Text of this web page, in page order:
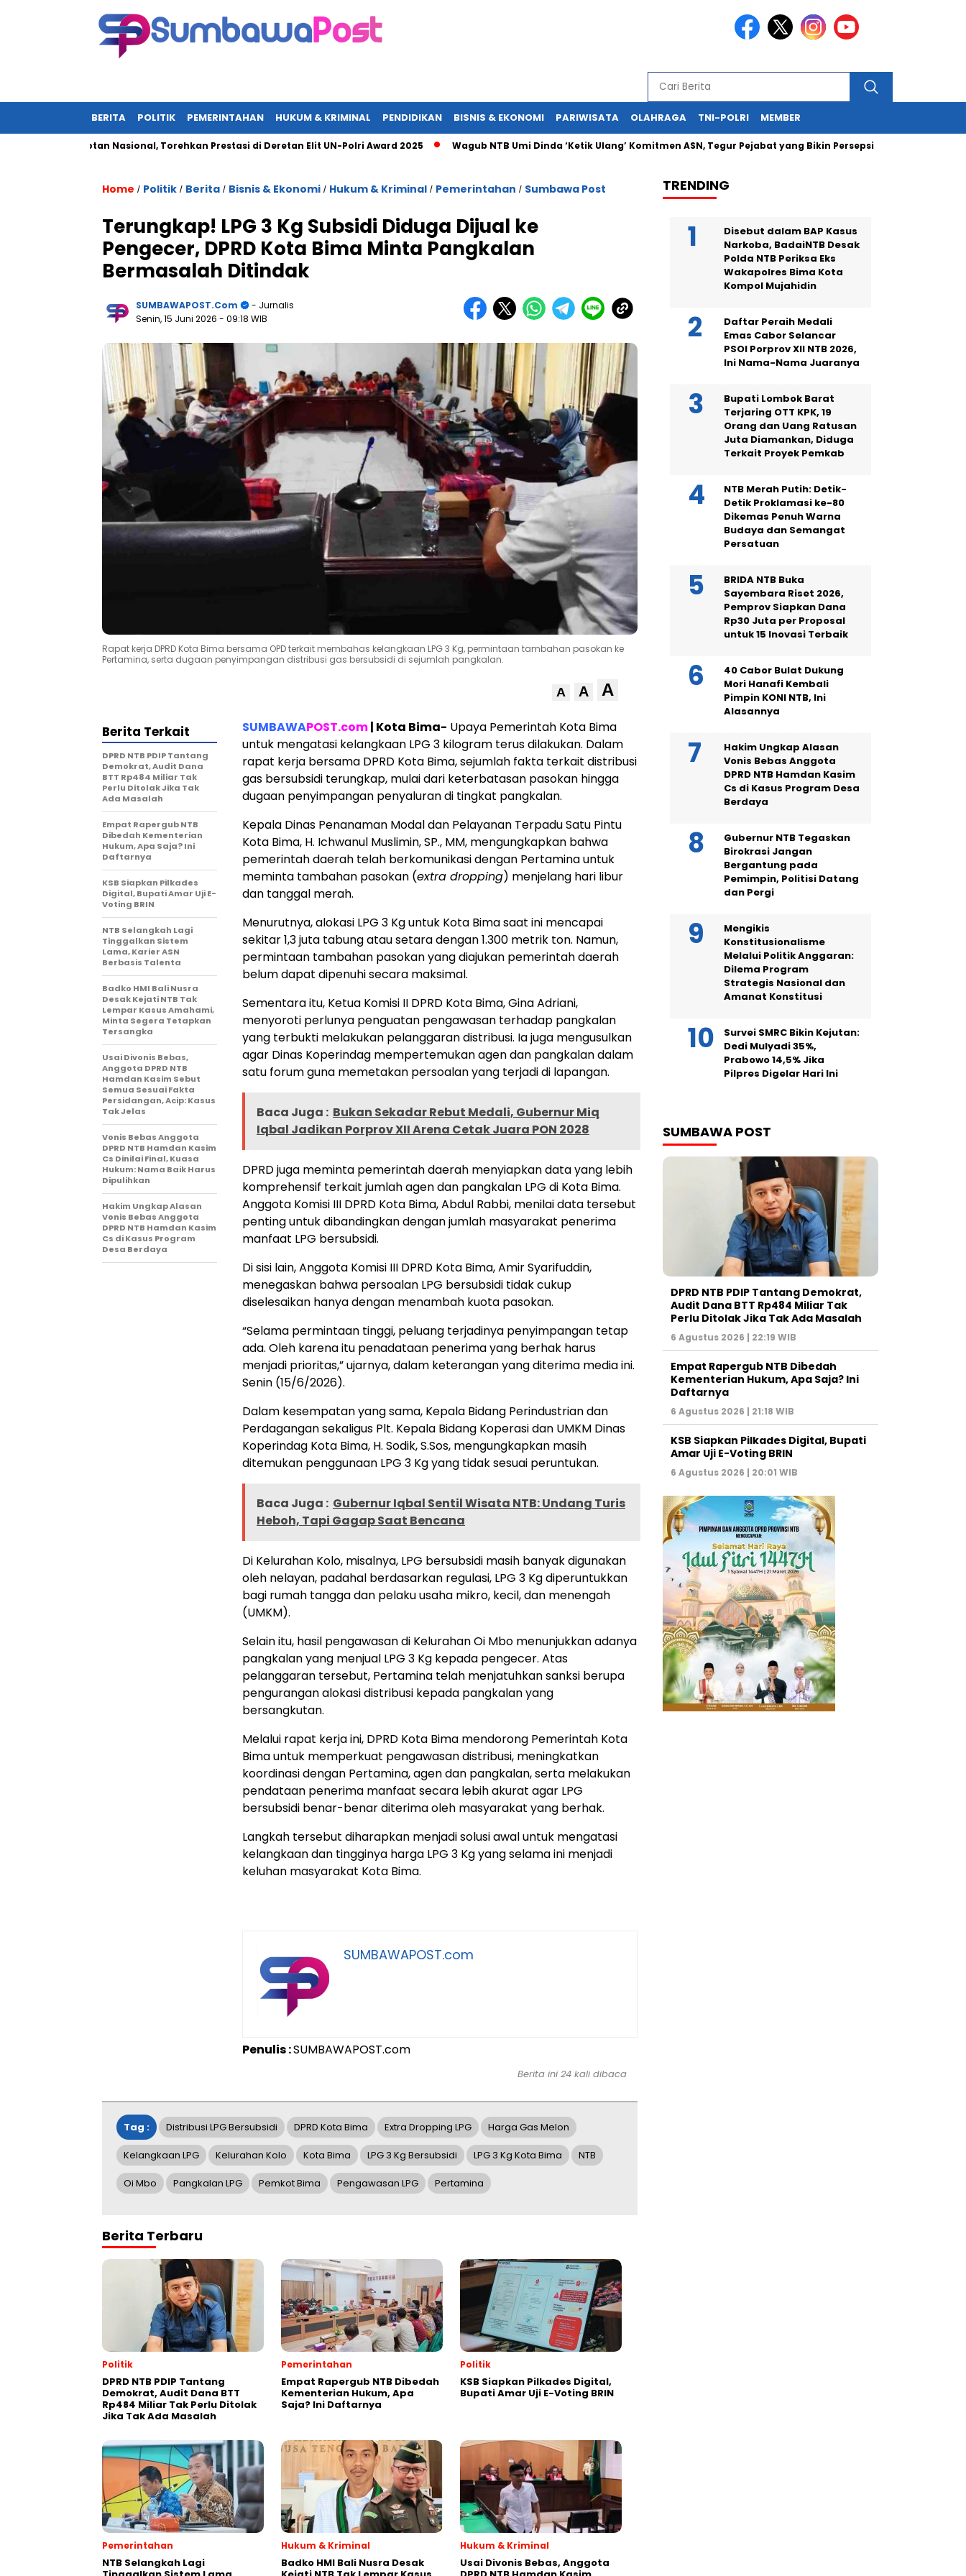
BERITA POLITIK PEMERINTAHAN HUKUM & KRIMINAL PENDIDIKAN BISNIS & EKONOMI PARIWISATA OLAHRAGA TNI-POLRI MEMBER
Jadi Sorotan Nasional, Torehkan Prestasi di Deretan Elit UN-Polri Award 2025 Wagub NTB Umi Dinda ‘Ketik Ulang’ Komitmen ASN, Tegur Pejabat yang Bikin Persepsi Negatif
Home / Politik / Berita / Bisnis & Ekonomi / Hukum & Kriminal / Pemerintahan / Sumbawa Post
Terungkap! LPG 3 Kg Subsidi Diduga Dijual ke
Pengecer, DPRD Kota Bima Minta Pangkalan
Bermasalah Ditindak
SUMBAWAPOST.com
- Jurnalis
Senin, 15 Juni 2026 - 09:18 WIB
Rapat kerja DPRD Kota Bima bersama OPD terkait membahas kelangkaan LPG 3 Kg, permintaan tambahan pasokan ke
Pertamina, serta dugaan penyimpangan distribusi gas bersubsidi di sejumlah pangkalan.
A A A
SUMBAWAPOST.com| Kota Bima- Upaya Pemerintah Kota Bima
untuk mengatasi kelangkaan LPG 3 kilogram terus dilakukan. Dalam
rapat kerja bersama DPRD Kota Bima, sejumlah fakta terkait distribusi
gas bersubsidi terungkap, mulai dari keterbatasan pasokan hingga
dugaan penyimpangan penyaluran di tingkat pangkalan.
Kepala Dinas Penanaman Modal dan Pelayanan Terpadu Satu Pintu
Kota Bima, H. Ichwanul Muslimin, SP., MM, mengungkapkan bahwa
pemerintah daerah telah berkomunikasi dengan Pertamina untuk
meminta tambahan pasokan (extra dropping) menjelang hari libur
dan tanggal merah.
Menurutnya, alokasi LPG 3 Kg untuk Kota Bima saat ini mencapai
sekitar 1,3 juta tabung atau setara dengan 1.300 metrik ton. Namun,
permintaan tambahan pasokan yang diajukan pemerintah daerah
belum dapat dipenuhi secara maksimal.
Sementara itu, Ketua Komisi II DPRD Kota Bima, Gina Adriani,
menyoroti perlunya penguatan pengawasan terhadap pangkalan
yang terbukti melakukan pelanggaran distribusi. Ia juga mengusulkan
agar Dinas Koperindag mempertemukan agen dan pangkalan dalam
satu forum guna memetakan persoalan yang terjadi di lapangan.
Baca Juga : Bukan Sekadar Rebut Medali, Gubernur Miq
Iqbal Jadikan Porprov XII Arena Cetak Juara PON 2028
DPRD juga meminta pemerintah daerah menyiapkan data yang lebih
komprehensif terkait jumlah agen dan pangkalan LPG di Kota Bima.
Anggota Komisi III DPRD Kota Bima, Abdul Rabbi, menilai data tersebut
penting untuk dibandingkan dengan jumlah masyarakat penerima
manfaat LPG bersubsidi.
Di sisi lain, Anggota Komisi III DPRD Kota Bima, Amir Syarifuddin,
menegaskan bahwa persoalan LPG bersubsidi tidak cukup
diselesaikan hanya dengan menambah kuota pasokan.
“Selama permintaan tinggi, peluang terjadinya penyimpangan tetap
ada. Oleh karena itu penadataan penerima yang berhak harus
menjadi prioritas,” ujarnya, dalam keterangan yang diterima media ini.
Senin (15/6/2026).
Dalam kesempatan yang sama, Kepala Bidang Perindustrian dan
Perdagangan sekaligus Plt. Kepala Bidang Koperasi dan UMKM Dinas
Koperindag Kota Bima, H. Sodik, S.Sos, mengungkapkan masih
ditemukan penggunaan LPG 3 Kg yang tidak sesuai peruntukan.
Baca Juga : Gubernur Iqbal Sentil Wisata NTB: Undang Turis
Heboh, Tapi Gagap Saat Bencana
Di Kelurahan Kolo, misalnya, LPG bersubsidi masih banyak digunakan
oleh nelayan, padahal berdasarkan regulasi, LPG 3 Kg diperuntukkan
bagi rumah tangga dan pelaku usaha mikro, kecil, dan menengah
(UMKM).
Selain itu, hasil pengawasan di Kelurahan Oi Mbo menunjukkan adanya
pangkalan yang menjual LPG 3 Kg kepada pengecer. Atas
pelanggaran tersebut, Pertamina telah menjatuhkan sanksi berupa
pengurangan alokasi distribusi kepada pangkalan yang
bersangkutan.
Melalui rapat kerja ini, DPRD Kota Bima mendorong Pemerintah Kota
Bima untuk memperkuat pengawasan distribusi, meningkatkan
koordinasi dengan Pertamina, agen dan pangkalan, serta melakukan
pendataan penerima manfaat secara lebih akurat agar LPG
bersubsidi benar-benar diterima oleh masyarakat yang berhak.
Langkah tersebut diharapkan menjadi solusi awal untuk mengatasi
kelangkaan dan tingginya harga LPG 3 Kg yang selama ini menjadi
keluhan masyarakat Kota Bima.
SUMBAWAPOST.com
Penulis :SUMBAWAPOST.com
Berita Terkait
DPRD NTB PDIP Tantang
Demokrat, Audit Dana
BTT Rp484 Miliar Tak
Perlu Ditolak Jika Tak
Ada Masalah
Empat Rapergub NTB
Dibedah Kementerian
Hukum, Apa Saja? Ini
Daftarnya
KSB Siapkan Pilkades
Digital, Bupati Amar Uji E-
Voting BRIN
NTB Selangkah Lagi
Tinggalkan Sistem
Lama, Karier ASN
Berbasis Talenta
Badko HMI Bali Nusra
Desak Kejati NTB Tak
Lempar Kasus Amahami,
Minta Segera Tetapkan
Tersangka
Usai Divonis Bebas,
Anggota DPRD NTB
Hamdan Kasim Sebut
Semua Sesuai Fakta
Persidangan, Acip: Kasus
Tak Jelas
Vonis Bebas Anggota
DPRD NTB Hamdan Kasim
Cs Dinilai Final, Kuasa
Hukum: Nama Baik Harus
Dipulihkan
Hakim Ungkap Alasan
Vonis Bebas Anggota
DPRD NTB Hamdan Kasim
Cs di Kasus Program
Desa Berdaya
Berita ini 24 kali dibaca
Tag : Distribusi LPG Bersubsidi DPRD Kota Bima Extra Dropping LPG Harga Gas Melon
Kelangkaan LPG Kelurahan Kolo Kota Bima LPG 3 Kg Bersubsidi LPG 3 Kg Kota Bima NTB
Oi Mbo Pangkalan LPG Pemkot Bima Pengawasan LPG Pertamina
Berita Terbaru
Politik
DPRD NTB PDIP Tantang
Demokrat, Audit Dana BTT
Rp484 Miliar Tak Perlu Ditolak
Jika Tak Ada Masalah
Pemerintahan
Empat Rapergub NTB Dibedah
Kementerian Hukum, Apa
Saja? Ini Daftarnya
Politik
KSB Siapkan Pilkades Digital,
Bupati Amar Uji E-Voting BRIN
Pemerintahan
NTB Selangkah Lagi
Hukum & Kriminal
Badko HMI Bali Nusra Desak
Hukum & Kriminal
Usai Divonis Bebas, Anggota
TRENDING
Disebut dalam BAP Kasus
Narkoba, BadaiNTB Desak
Polda NTB Periksa Eks
Wakapolres Bima Kota
Kompol Mujahidin
Daftar Peraih Medali
Emas Cabor Selancar
PSOI Porprov XII NTB 2026,
Ini Nama-Nama Juaranya
Bupati Lombok Barat
Terjaring OTT KPK, 19
Orang dan Uang Ratusan
Juta Diamankan, Diduga
Terkait Proyek Pemkab
NTB Merah Putih: Detik-
Detik Proklamasi ke-80
Dikemas Penuh Warna
Budaya dan Semangat
Persatuan
BRIDA NTB Buka
Sayembara Riset 2026,
Pemprov Siapkan Dana
Rp30 Juta per Proposal
untuk 15 Inovasi Terbaik
40 Cabor Bulat Dukung
Mori Hanafi Kembali
Pimpin KONI NTB, Ini
Alasannya
Hakim Ungkap Alasan
Vonis Bebas Anggota
DPRD NTB Hamdan Kasim
Cs di Kasus Program Desa
Berdaya
Gubernur NTB Tegaskan
Birokrasi Jangan
Bergantung pada
Pemimpin, Politisi Datang
dan Pergi
Mengikis
Konstitusionalisme
Melalui Politik Anggaran:
Dilema Program
Strategis Nasional dan
Amanat Konstitusi
Survei SMRC Bikin Kejutan:
Dedi Mulyadi 35%,
Prabowo 14,5% Jika
Pilpres Digelar Hari Ini
SUMBAWA POST
DPRD NTB PDIP Tantang Demokrat,
Audit Dana BTT Rp484 Miliar Tak
Perlu Ditolak Jika Tak Ada Masalah
6 Agustus 2026 | 22:19 WIB
Empat Rapergub NTB Dibedah
Kementerian Hukum, Apa Saja? Ini
Daftarnya
6 Agustus 2026 | 21:18 WIB
KSB Siapkan Pilkades Digital, Bupati
Amar Uji E-Voting BRIN
6 Agustus 2026 | 20:01 WIB